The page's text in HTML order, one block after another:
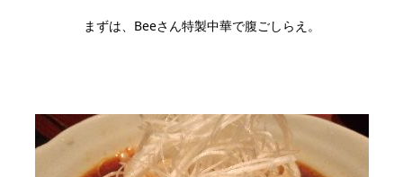
まずは、Beeさん特製中華で腹ごしらえ。